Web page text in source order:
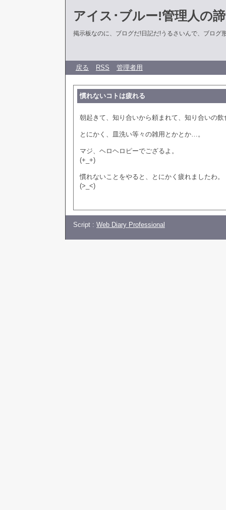
アイス･ブルー!管理人の
掲示板なのに、ブログだ!日記だ!うるさいんで、ブログ
戻る RSS 管理者用
慣れないコトは疲れる
朝起きて、知り合いから頼まれて、知り合いの
とにかく、皿洗い等々の雑用とかとか…。
マジ、ヘロヘロピーでござるよ。
(+_+)
慣れないことをやると、とにかく疲れましたわ。
(>_<)
Script : Web Diary Professional